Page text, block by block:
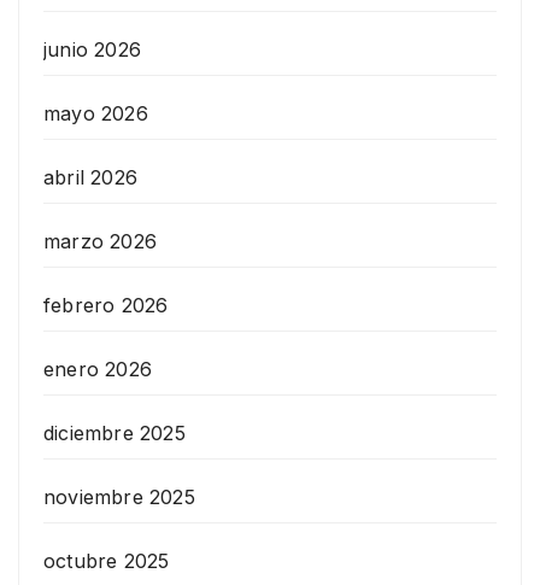
junio 2026
mayo 2026
abril 2026
marzo 2026
febrero 2026
enero 2026
diciembre 2025
noviembre 2025
octubre 2025